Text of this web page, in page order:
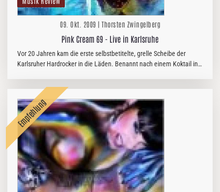
09. Okt. 2009 | Thorsten Zwingelberg
Pink Cream 69 - Live in Karlsruhe
Vor 20 Jahren kam die erste selbstbetitelte, grelle Scheibe der
Karlsruher Hardrocker in die Läden. Benannt nach einem Koktail in